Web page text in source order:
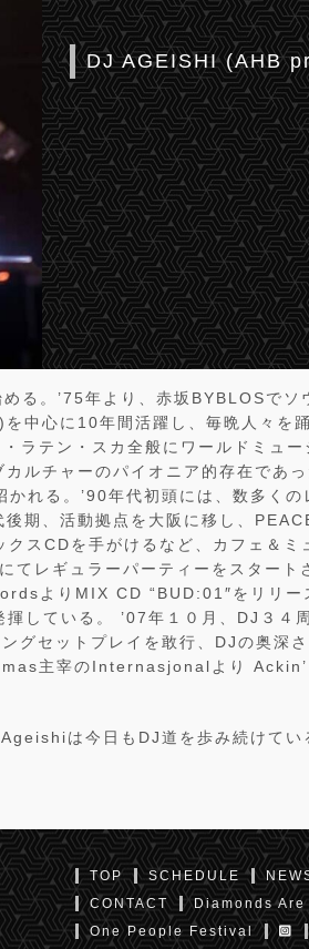
DJ AGEISHI (AHB
る。’75年より、赤坂BYBLOSでソ
中心に10年間活躍し、毎晩人々を
ラテン・スカ全般にワールドミュー
ルチャーのパイオニア的存在であ
れる。’90年代初頭には、数多くの
期、活動拠点を大阪に移し、
スCDを手がけるなど、カフェ＆ミ
てレギュラーパーティーをスタート
よりMIX CD “BUD:01″をリリー
している。 ’07年１０月、DJ３４
グセットプレイを敢行、DJの奥深さ
主宰のInternasjonalより Ackin’
は今日もDJ道を歩み続けてい
TOP SCHEDULE
CONTACT
Diamonds
One People Festival